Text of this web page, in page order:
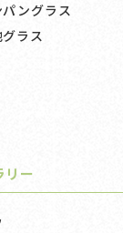
ングラス
ラス
リー